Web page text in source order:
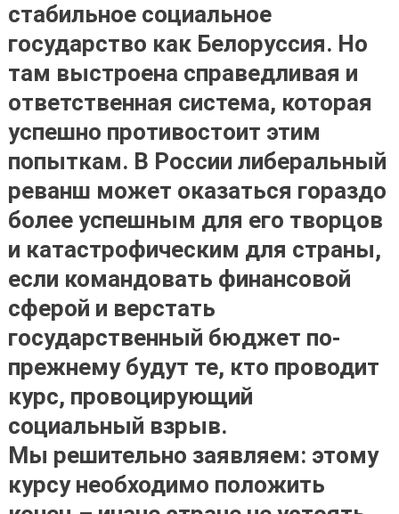
стабильное социальное
государство как Белоруссия. Но
там выстроена справедливая и
ответственная система, которая
успешно противостоит этим
попыткам. В России либеральный
реванш может оказаться гораздо
более успешным для его творцов
и катастрофическим для страны,
если командовать финансовой
сферой и верстать
государственный бюджет по-
прежнему будут те, кто проводит
курс, провоцирующий
социальный взрыв.
Мы решительно заявляем: этому
курсу необходимо положить